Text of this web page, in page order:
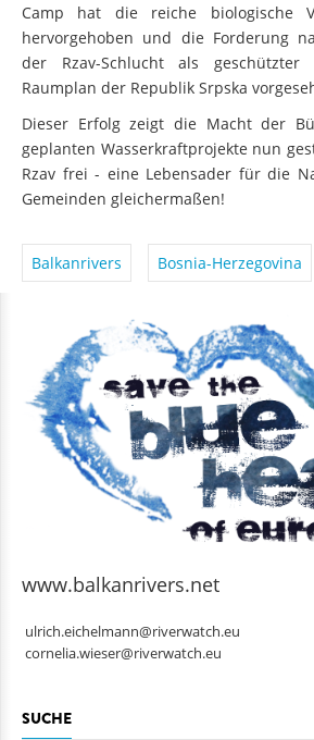
Camp hat die reiche biologische
hervorgehoben und die Forderung
der Rzav-Schlucht als
Raumplan der Republik Srpska
Dieser Erfolg zeigt die Macht der
geplanten Wasserkraftprojekte nun
Rzav frei - eine Lebensader für die
Gemeinden gleichermaßen!
Balkanrivers Bosnia-Herzegovina
www.balkanrivers.net
ulrich.eichelmann@riverwatch.eu
cornelia.wieser@riverwatch.eu
SUCHE